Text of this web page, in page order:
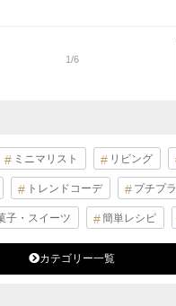
1/6
ミニマリスト リビング
トレンドコーデ プチプ
子・スイーツ 簡単レシピ
カテゴリー一覧